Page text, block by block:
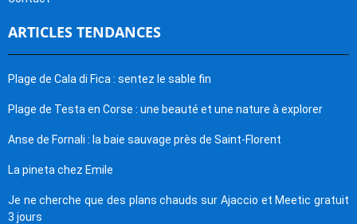
ARTICLES TENDANCES
Plage de Cala di Fica : sentez le sable fin
Plage de Testa en Corse : une beauté et une nature à explorer
Anse de Fornali : la baie sauvage près de Saint-Florent
La pineta chez Emile
Je ne cherche que des plans chauds sur Ajaccio et Meetic gratuit
3 jours